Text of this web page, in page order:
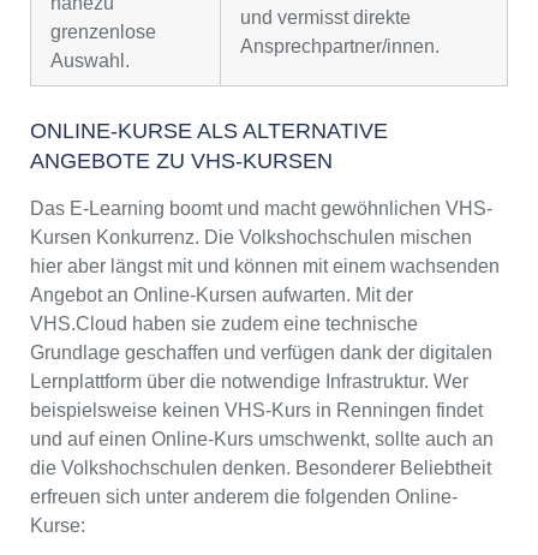
grenzenlose
Auswahl.
und vermisst direkte
Ansprechpartner/innen.
ONLINE-KURSE ALS ALTERNATIVE
ANGEBOTE ZU VHS-KURSEN
Das E-Learning boomt und macht gewöhnlichen VHS-
Kursen Konkurrenz. Die Volkshochschulen mischen
hier aber längst mit und können mit einem wachsenden
Angebot an Online-Kursen aufwarten. Mit der
VHS.Cloud haben sie zudem eine technische
Grundlage geschaffen und verfügen dank der digitalen
Lernplattform über die notwendige Infrastruktur. Wer
beispielsweise keinen VHS-Kurs in Renningen findet
und auf einen Online-Kurs umschwenkt, sollte auch an
die Volkshochschulen denken. Besonderer Beliebtheit
erfreuen sich unter anderem die folgenden Online-
Kurse: